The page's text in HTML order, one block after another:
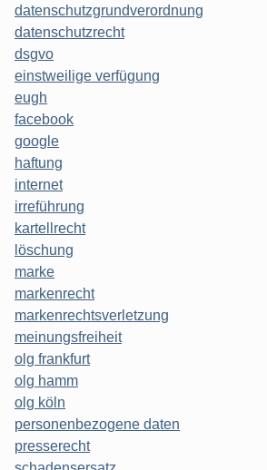
datenschutzgrundverordnung
datenschutzrecht
dsgvo
einstweilige verfügung
eugh
facebook
google
haftung
internet
irreführung
kartellrecht
löschung
marke
markenrecht
markenrechtsverletzung
meinungsfreiheit
olg frankfurt
olg hamm
olg köln
personenbezogene daten
presserecht